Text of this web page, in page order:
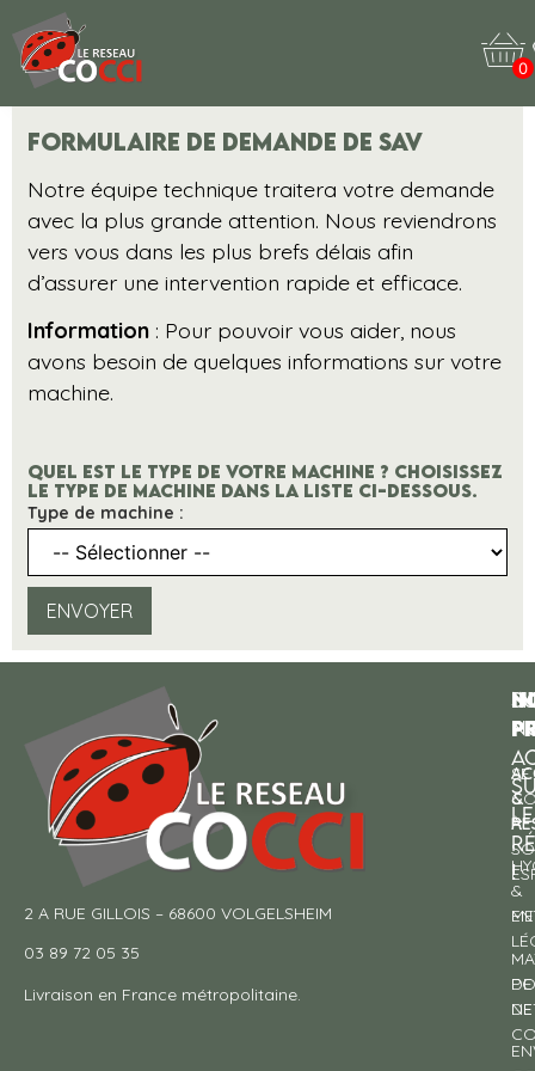
0
Formulaire de demande de SAV
Notre équipe technique traitera votre demande
avec la plus grande attention. Nous reviendrons
vers vous dans les plus brefs délais afin
d’assurer une intervention rapide et efficace.
Information : Pour pouvoir vous aider, nous
avons besoin de quelques informations sur votre
machine.
Quel est le type de votre machine ? Choisissez
le type de machine dans la liste ci-dessous.
Type de machine :
ENVOYER
2 A RUE GILLOIS – 68600 VOLGELSHEIM
03 89 72 05 35
Livraison en France métropolitaine.
&
&
DE
SE
À
DE
!